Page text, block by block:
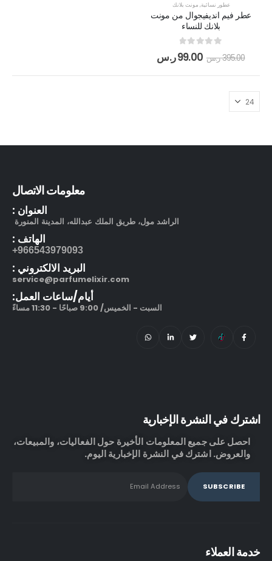
عطور نسائية, مونت بلانك
عطر فيم انديفيجوال من مونت
بلانك للنساء
395.00ر.س 99.00ر.س
ر.س
معلومات الاتصال
العنوان :
الراشد مول، طريق الملك عبدالله، المدينة المنورة
الهاتف :
966543979093+
البريد الالكتروني :
service@parfumelixir.com
أيام/ساعات العمل:
السبت - الخميس/ 9:00 صباحًا - 11:30 مساءً
اشترك في النشرة الإخبارية
احصل على جميع المعلومات الأخيرة حول الفعاليات، والمبيعات،
والعروض. اشترك في النشرة الإخبارية اليوم.
خدمة العملاء